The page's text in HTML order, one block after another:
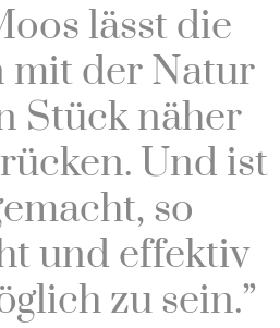
lässt die
mit der Natur
Stück näher
Und ist
so
und effektiv
zu sein.”